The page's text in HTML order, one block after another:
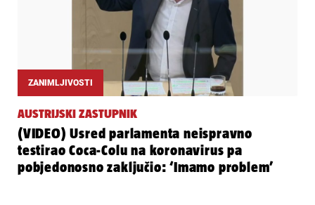
ZANIMLJIVOSTI
AUSTRIJSKI ZASTUPNIK
(VIDEO) Usred parlamenta neispravno
testirao Coca-Colu na koronavirus pa
pobjedonosno zaključio: ‘Imamo problem’